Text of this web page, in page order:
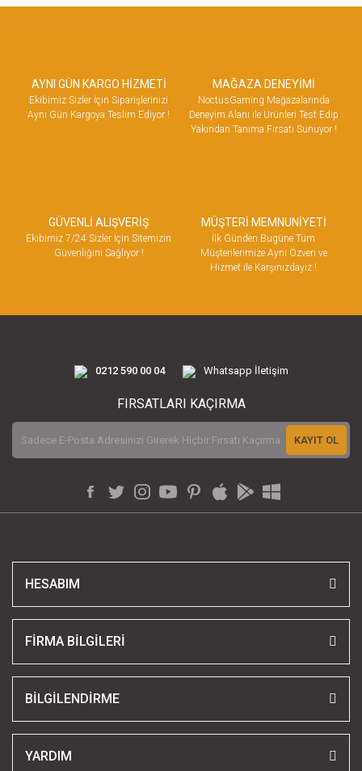
AYNI GÜN KARGO HİZMETİ
Ekibimiz Sizler İçin Siparişlerinizi
Aynı Gün Kargoya Teslim Ediyor !
MAĞAZA DENEYİMİ
NoctusGaming Mağazalarında
Deneyim Alanı ile Ürünleri Test Edip
Yakından Tanıma Fırsatı Sunuyor !
GÜVENLİ ALIŞVERİŞ
Ekibimiz 7/24 Sizler İçin Sitemizin
Güvenliğini Sağlıyor !
MÜŞTERİ MEMNUNİYETİ
İlk Günden Bugüne Tüm
Müşterilerimize Aynı Özveri ve
Hizmet ile Karşınızdayız !
0212 590 00 04 Whatsapp İletişim
FIRSATLARI KAÇIRMA
KAYIT OL
HESABIM
FİRMA BİLGİLERİ
BİLGİLENDİRME
YARDIM